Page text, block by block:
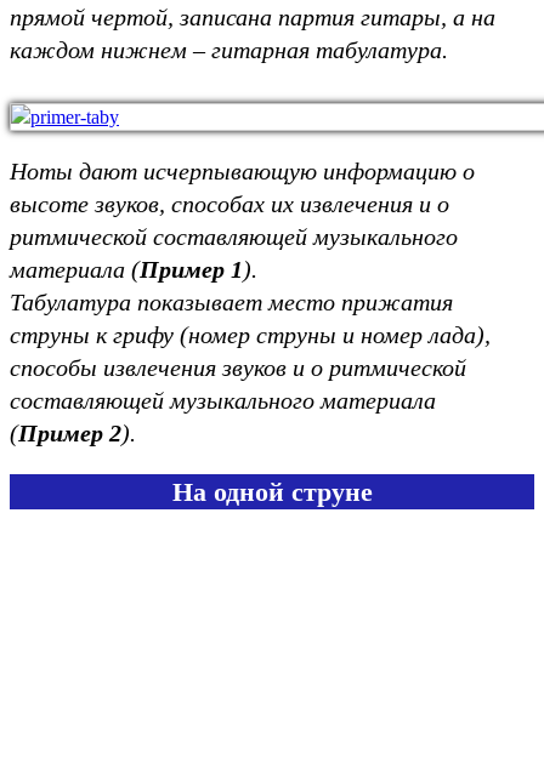
прямой чертой, записана партия гитары, а на
каждом нижнем – гитарная табулатура.
Ноты дают исчерпывающую информацию о
высоте звуков, способах их извлечения и о
ритмической составляющей музыкального
материала (Пример 1).
Табулатура показывает место прижатия
струны к грифу (номер струны и номер лада),
способы извлечения звуков и о ритмической
составляющей музыкального материала
(Пример 2).
На одной струне